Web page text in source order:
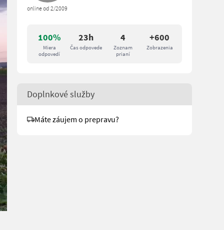
100%
Miera
odpovedí
23h
Čas odpovede
4
Zoznam
prianí
+600
Zobrazenia
online od 2/2009
Doplnkové služby
Máte záujem o prepravu?